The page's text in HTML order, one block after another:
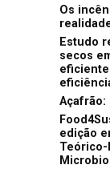
Os
Estudo
secos
Açafrão:
edição
Teórico-